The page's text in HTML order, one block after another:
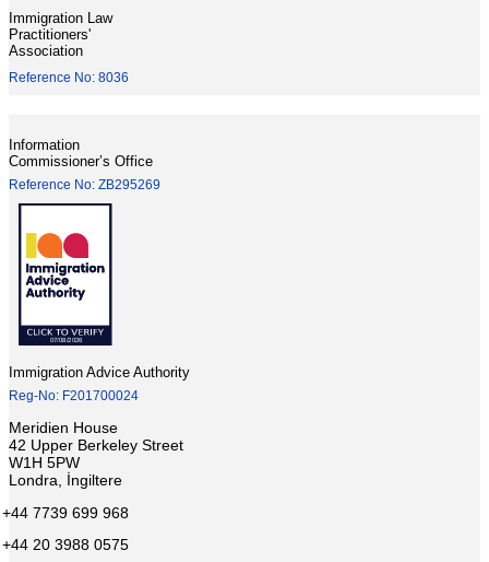
Immigration Law
Practitioners'
Association
Reference No: 8036
Information
Commissioner’s Office
Reference No: ZB295269
Immigration Advice Authority
Reg-No: F201700024
Meridien House
42 Upper Berkeley Street
W1H 5PW
Londra, İngiltere
+44 7739 699 968
+44 20 3988 0575